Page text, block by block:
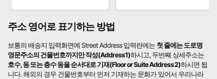
주소 영어로 표기하는 방법
보통의 배송지 입력화면에 Street Address 입력란에는 첫 줄에는 도로명
영문주소의 건물번호까지만 작성(Address1)하시고, 두번째 상세주소는
호수, 동 또는 층수 동을 순서대로 기재(Floor or Suite Address2)하시면 됩
니다. 해외의 경우 건물번호부터 먼저 기재하는 문화가 있어서 우리나라